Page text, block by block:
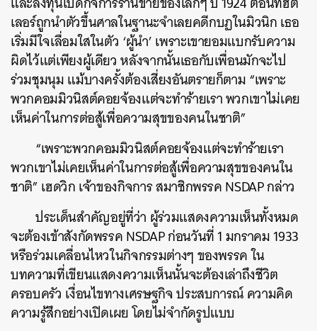
เลอร์ถูกนำตัวขึ้นศาลในฐานะจำเลยคดีกบฏในมิวนิก เธอ
เริ่มมีใจเลื่อมใสในตัว ‘ผู้นำ’ เพราะเขายอมแบกรับความ
ผิดไว้แต่เพียงผู้เดียว หลังจากนั้นเธอกับเพื่อนมักจะไป
ร่วมชุมนุม แม้บางครั้งต้องเสี่ยงอันตรายก็ตาม “เพราะ
พวกคอมมิวนิสต์คอยจ้องแต่จะทำร้ายเรา พวกเขาไม่เคย
เห็นค่าในการต่อสู้เพื่อความสุขของคนในชาติ”
“เพราะพวกคอมมิวนิสต์คอยจ้องแต่จะทำร้ายเรา
พวกเขาไม่เคยเห็นค่าในการต่อสู้เพื่อความสุขของคนใน
ชาติ” เฮดวิก เจ้าของกิจการ สมาชิกพรรค NSDAP กล่าว
ประเด็นสำคัญอยู่ที่ว่า ผู้ร่วมแสดงความเห็นทั้งหมด
จะต้องเข้าสังกัดพรรค NSDAP ก่อนวันที่ 1 มกราคม 1933
หรือร่วมเคลื่อนไหวในกิจกรรมต่างๆ ของพรรค ใน
บทความที่เขียนแสดงความเห็นนั้นจะต้องเล่าถึงชีวิต
ครอบครัว เงื่อนไขทางเศรษฐกิจ ประสบการณ์ ความคิด
ความรู้สึกอย่างเปิดเผย โดยไม่จำกัดรูปแบบ
SHARE TWEET LINE EMAIL